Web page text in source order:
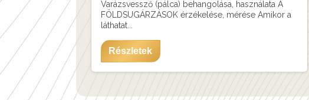
Varázsvessző (pálca) behangolása, használata A
FÖLDSUGÁRZÁSOK érzékelése, mérése Amikor a
láthatat...
Részletek